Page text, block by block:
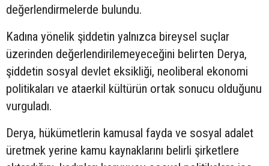
değerlendirmelerde bulundu.
Kadına yönelik şiddetin yalnızca bireysel suçlar
üzerinden değerlendirilemeyeceğini belirten Derya,
şiddetin sosyal devlet eksikliği, neoliberal ekonomi
politikaları ve ataerkil kültürün ortak sonucu olduğunu
vurguladı.
Derya, hükümetlerin kamusal fayda ve sosyal adalet
üretmek yerine kamu kaynaklarını belirli şirketlere